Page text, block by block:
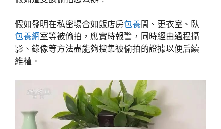
假如發明在私密場合如飯店房包養間、更衣室、臥
包養網室等被偷拍，應實時報警，同時經由過程攝
影、錄像等方法盡能夠搜集被偷拍的證據以便后續
維權。